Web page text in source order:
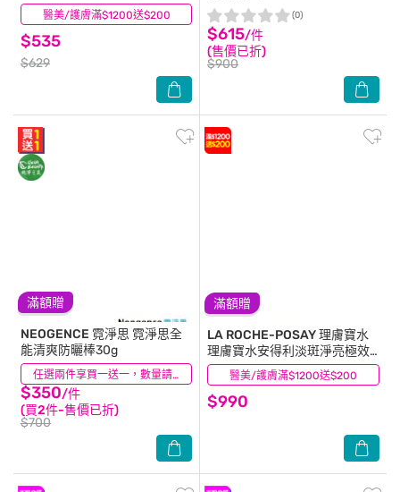
醫美/護膚滿$1200送$200
$535
$629
(7)
$615/件
(售價已折)
$900
(0)
滿額贈
任選兩件享買一送一，數量請選2件
NEOGENCE 霓淨思 霓淨思全
能清爽防曬棒30g
$350/件
(買2件-售價已折)
$700
(11)
滿額贈
醫美/護膚滿$1200送$200
LA ROCHE-POSAY 理膚寶水
理膚寶水安得利淡斑淨亮極效
夏卡防曬液(MELA夏卡) 50ml
$990
(12)